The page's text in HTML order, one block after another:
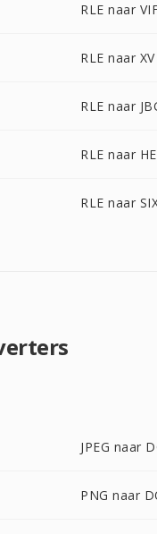
RLE naar
RLE naar XV
RLE naar
RLE naar
RLE naar
JPEG naar
PNG naar